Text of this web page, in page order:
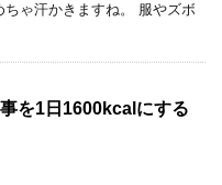
ゃ汗かきますね。 服やズボ
を1日1600kcalにする